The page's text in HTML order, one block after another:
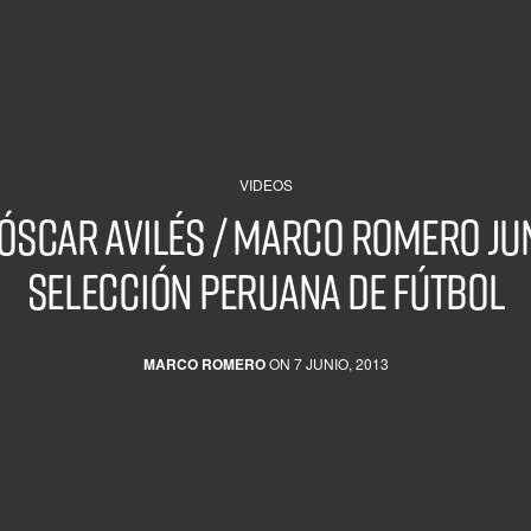
VIDEOS
Avilés / Marco Romero
Selección Peruana de fútbol
MARCO ROMEROON 7 JUNIO, 2013